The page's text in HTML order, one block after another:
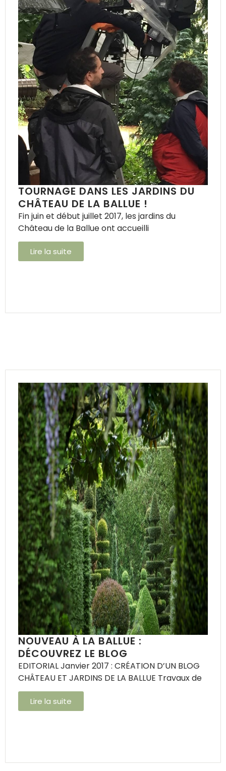
TOURNAGE DANS LES JARDINS DU
CHÂTEAU DE LA BALLUE !
Fin juin et début juillet 2017, les jardins du
Château de la Ballue ont accueilli
Lire la suite
NOUVEAU À LA BALLUE :
DÉCOUVREZ LE BLOG
EDITORIAL Janvier 2017 : CRÉATION D’UN BLOG
CHÂTEAU ET JARDINS DE LA BALLUE Travaux de
Lire la suite